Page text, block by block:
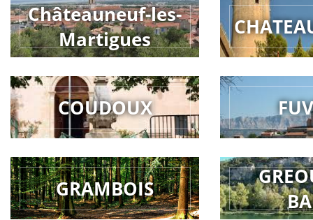
Châteauneuf-les-
Martigues
COUDOUX
GRAMBOIS